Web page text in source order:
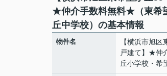
★仲介手数料無料★（東希
丘中学校）の基本情報
物件名
【横浜市旭
戸建て】★仲
丘小学校・希